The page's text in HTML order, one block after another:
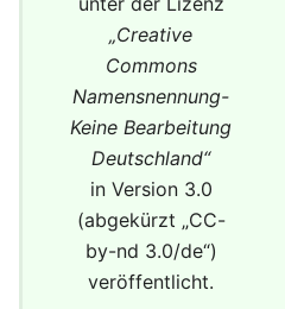
„Creative
Commons
Namensnennung-
Keine Bearbeitung
Deutschland“
in Version 3.0
(abgekürzt „CC-
by-nd 3.0/de“)
veröffentlicht.